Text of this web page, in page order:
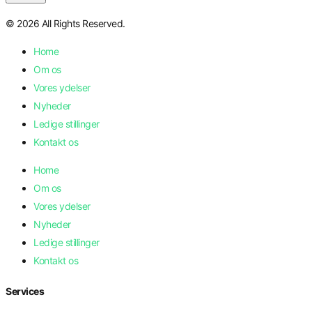
© 2026 All Rights Reserved.
Home
Om os
Vores ydelser
Nyheder
Ledige stillinger
Kontakt os
Home
Om os
Vores ydelser
Nyheder
Ledige stillinger
Kontakt os
Services